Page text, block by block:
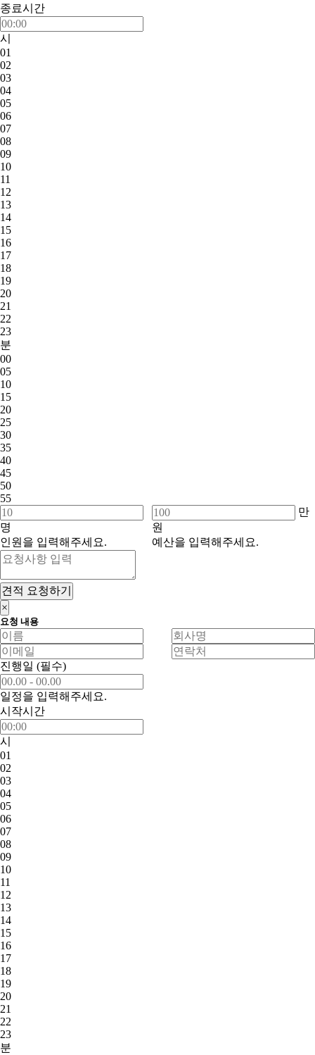
종료시간
시
01
02
03
04
05
06
07
08
09
10
11
12
13
14
15
16
17
18
19
20
21
22
23
분
00
05
10
15
20
25
30
35
40
45
50
55
명
인원을 입력해주세요.
만
원
예산을 입력해주세요.
견적 요청하기
×
요청 내용
진행일 (필수)
일정을 입력해주세요.
시작시간
시
01
02
03
04
05
06
07
08
09
10
11
12
13
14
15
16
17
18
19
20
21
22
23
분